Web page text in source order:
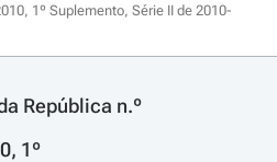
1º Suplemento, Série II de 2010-
República n.º
1º